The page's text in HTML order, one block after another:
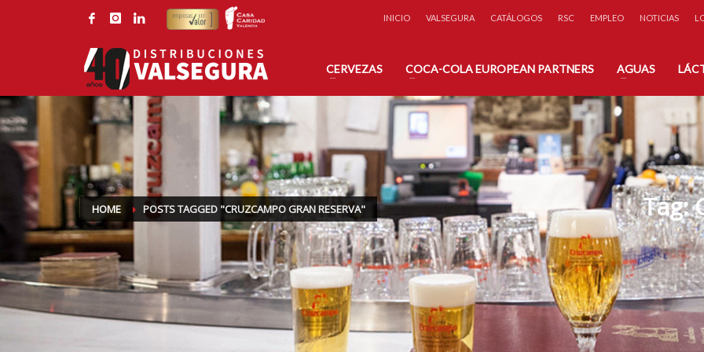
CONTACTE CON DISTRIBUCIONES VALSEGURA
valsegura@valsegura.com
INICIO VALSEGURA CATÁLOGOS RSC EMPLEO NOTICIAS
CERVEZAS COCA-COLA EUROPEAN PARTNERS AGUAS
HOME POSTS TAGGED "CRUZCAMPO GRAN RESERVA" Tag: